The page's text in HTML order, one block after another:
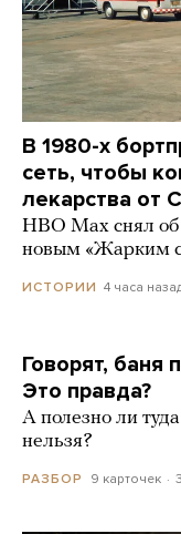
В 1980-х
сеть, чтобы
лекарства от
HBO Max снял
новым «Жарким
ИСТОРИИ 4 часа
Говорят, баня
Это правда?
А полезно ли
нельзя?
РАЗБОР 9 карточек